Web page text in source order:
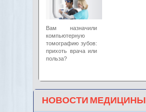
Вам назначили
компьютерную
томографию зубов:
прихоть врача или
польза?
НОВОСТИ МЕДИЦИНЫ